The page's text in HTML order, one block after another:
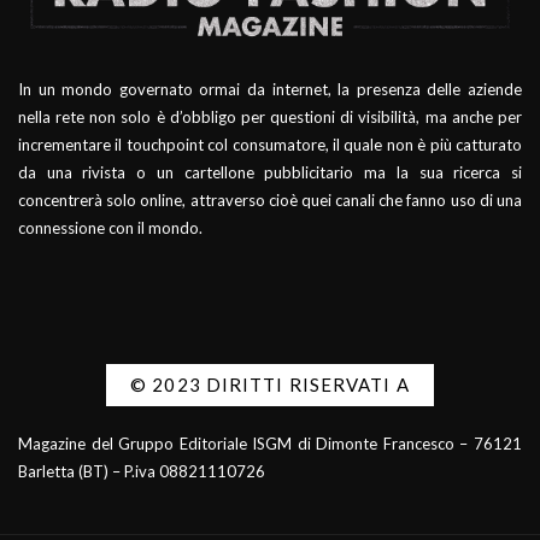
In un mondo governato ormai da internet, la presenza delle aziende
nella rete non solo è d’obbligo per questioni di visibilità, ma anche per
incrementare il touchpoint col consumatore, il quale non è più catturato
da una rivista o un cartellone pubblicitario ma la sua ricerca si
concentrerà solo online, attraverso cioè quei canali che fanno uso di una
connessione con il mondo.
© 2023 DIRITTI RISERVATI A
Magazine del Gruppo Editoriale ISGM di Dimonte Francesco – 76121
Barletta (BT) – P.iva 08821110726